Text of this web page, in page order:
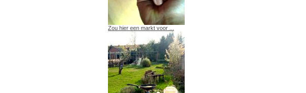
Zou hier een markt voor ...